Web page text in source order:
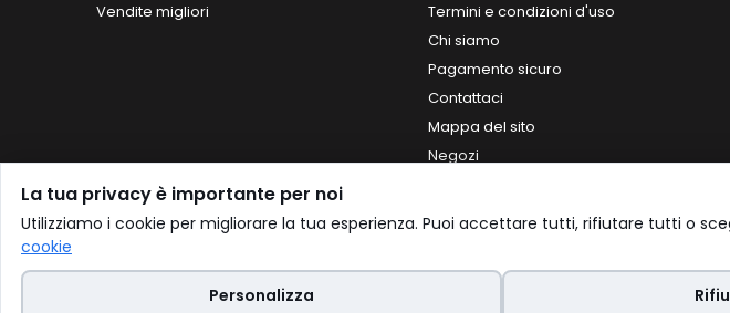
Vendite migliori
Termini e condizioni d'uso
Chi siamo
Pagamento sicuro
Contattaci
Mappa del sito
Negozi
Accessibilità
La tua privacy è importante per noi
Utilizziamo i cookie per migliorare la tua esperienza. Puoi accettare tutti, rifiutare tutti o
cookie
Personalizza